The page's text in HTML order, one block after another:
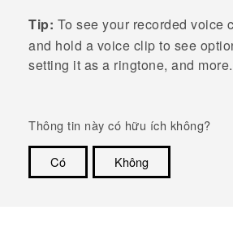
Tip: To see your recorded voice
and hold a voice clip to see
setting it as a ringtone, and more.
Thông tin này có hữu ích không?
Có
Không